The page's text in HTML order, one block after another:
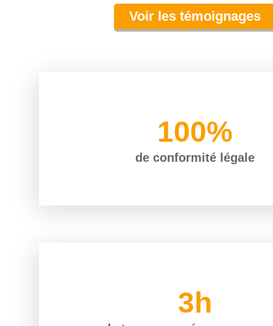
Voir les témoignages
100%
de conformité légale
3h